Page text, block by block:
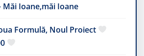
Măi Ioane,măi Ioane
Formulă, Noul Proiect